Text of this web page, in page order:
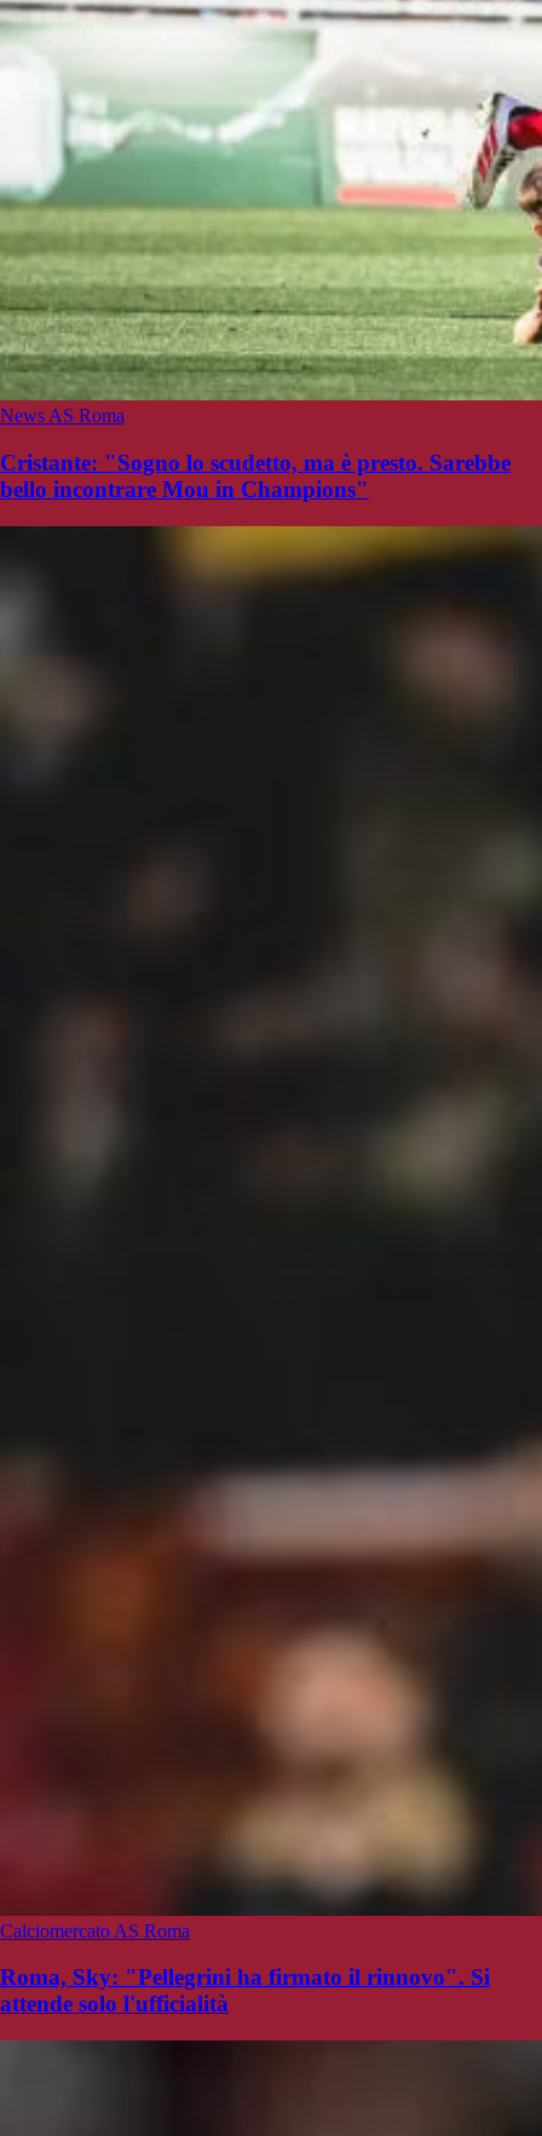
News AS Roma
Cristante: "Sogno lo scudetto, ma è presto. Sarebbe
bello incontrare Mou in Champions"
Calciomercato AS Roma
Roma, Sky: "Pellegrini ha firmato il rinnovo". Si
attende solo l'ufficialità